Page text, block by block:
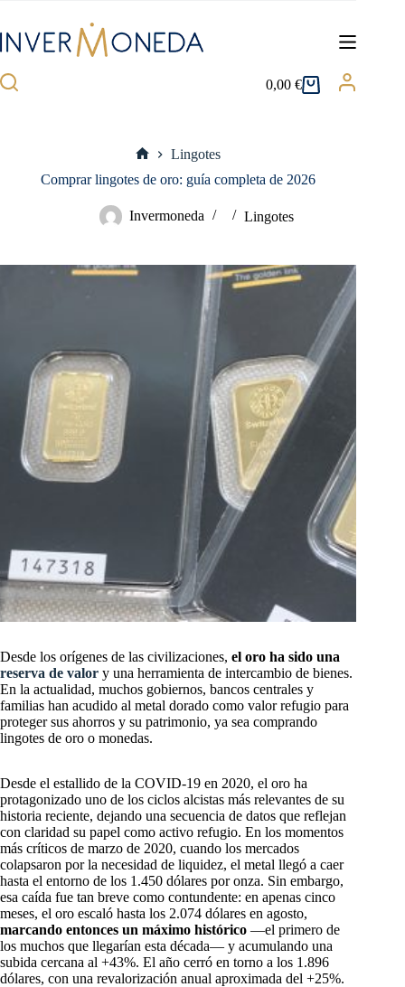
contenido
Carro
0,00€
Lingotes
Comprar lingotes de oro: guía completa de 2026
Invermoneda Lingotes
Desde los orígenes de las civilizaciones, el oro ha sido una
reserva de valor y una herramienta de intercambio de bienes.
En la actualidad, muchos gobiernos, bancos centrales y
familias han acudido al metal dorado como valor refugio para
proteger sus ahorros y su patrimonio, ya sea comprando
lingotes de oro o monedas.
Desde el estallido de la COVID-19 en 2020, el oro ha
protagonizado uno de los ciclos alcistas más relevantes de su
historia reciente, dejando una secuencia de datos que reflejan
con claridad su papel como activo refugio. En los momentos
más críticos de marzo de 2020, cuando los mercados
colapsaron por la necesidad de liquidez, el metal llegó a caer
hasta el entorno de los 1.450 dólares por onza. Sin embargo,
esa caída fue tan breve como contundente: en apenas cinco
meses, el oro escaló hasta los 2.074 dólares en agosto,
marcando entonces un máximo histórico —el primero de
los muchos que llegarían esta década— y acumulando una
subida cercana al +43%. El año cerró en torno a los 1.896
dólares, con una revalorización anual aproximada del +25%.